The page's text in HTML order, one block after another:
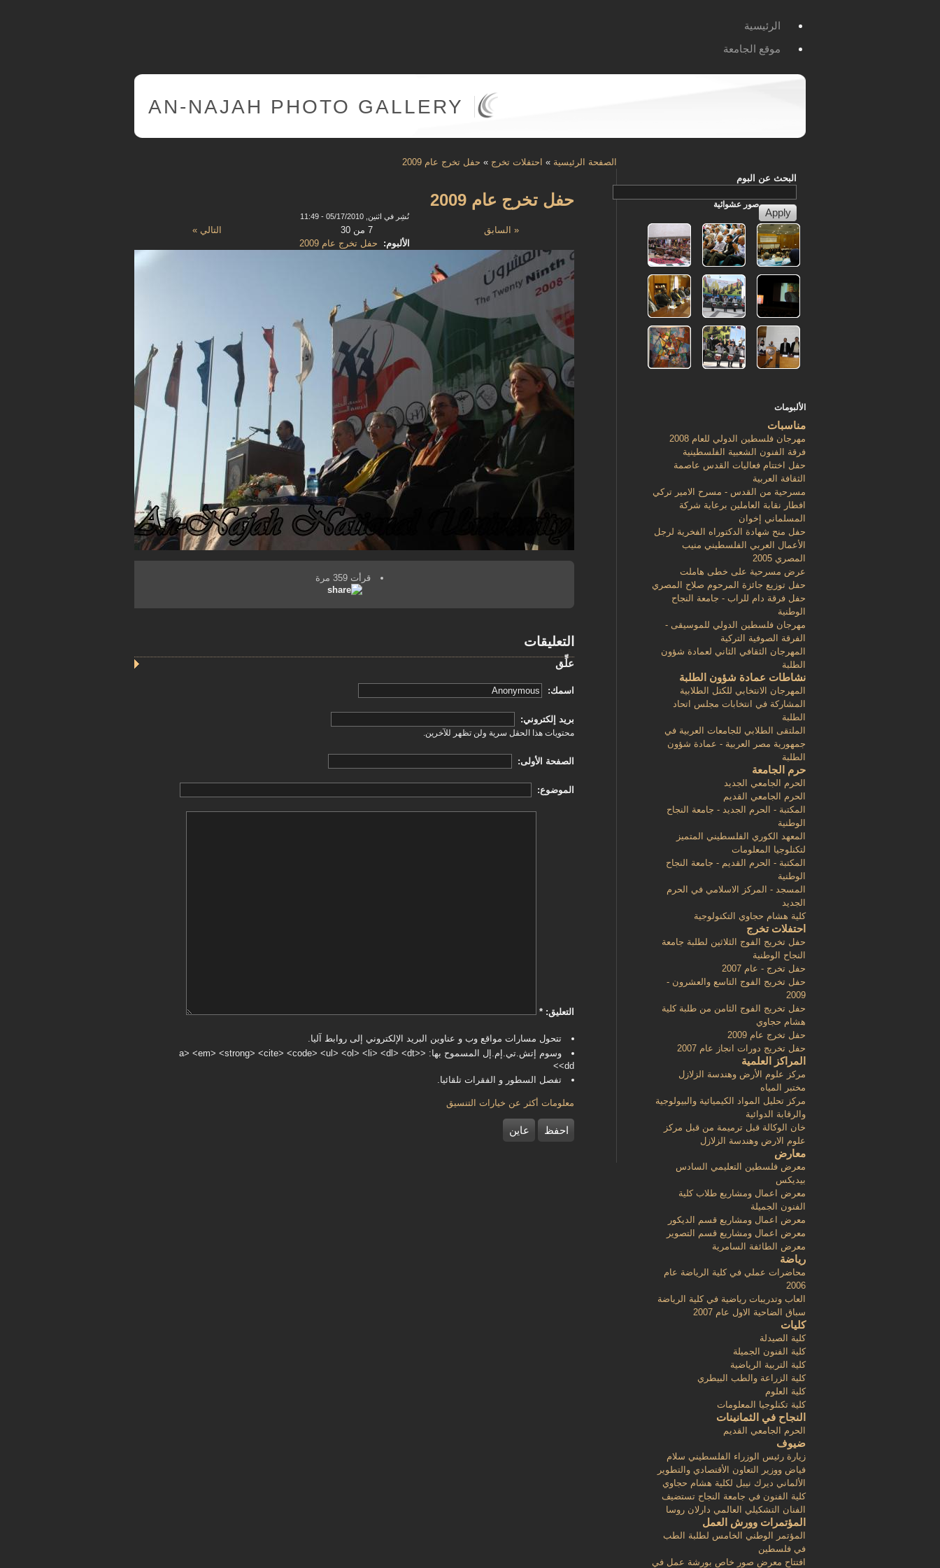
الرئيسية
موقع الجامعة
AN-NAJAH PHOTO GALLERY
الصفحة الرئيسية » احتفلات تخرج » حفل تخرج عام 2009
حفل تخرج عام 2009
نُشِر في اثنين, 05/17/2010 - 11:49
« السابق 7 من 30
التالي »
الألبوم:
حفل تخرج عام 2009
قرأت 359 مرة
التعليقات
علِّق
‏اسمك: ‏
‏بريد إلكتروني: ‏
محتويات هذا الحقل سرية ولن تظهر للآخرين.
‏الصفحة الأولى: ‏
‏الموضوع: ‏
‏التعليق: ‏ *
تتحول مسارات مواقع وب و عناوين البريد الإلكتروني إلى روابط آليا.
وسوم إتش.تي.إم.إل المسموح بها: <a> <em> <strong> <cite> <code> <ul> <ol> <li> <dl> <dt>
<dd>
تفصل السطور و الفقرات تلقائيا.
معلومات أكثر عن خيارات التنسيق
البحث عن البوم
صور عشوائية
الألبومات
مناسبات
مهرجان فلسطين الدولي للعام 2008
فرقة الفنون الشعبية الفلسطينية
حفل اختتام فعاليات القدس عاصمة
الثقافة العربية
مسرحية من القدس - مسرح الامير تركي
افطار نقابة العاملين برعاية شركة
المسلماني إخوان
حفل منح شهادة الدكتوراه الفخرية لرجل
الأعمال العربي الفلسطيني منيب
المصري 2005
عرض مسرحية على خطى هاملت
حفل توزيع جائزة المرحوم صلاح المصري
حفل فرقة دام للراب - جامعة النجاح
الوطنية
مهرجان فلسطين الدولي للموسيقى -
الفرقة الصوفية التركية
المهرجان الثقافي الثاني لعمادة شؤون
الطلبة
نشاطات عمادة شؤون الطلبة
المهرجان الانتخابي للكتل الطلابية
المشاركة في انتخابات مجلس اتحاد
الطلبة
الملتقى الطلابي للجامعات العربية في
جمهورية مصر العربية - عمادة شؤون
الطلبة
حرم الجامعة
الحرم الجامعي الجديد
الحرم الجامعي القديم
المكتبة - الحرم الجديد - جامعة النجاح
الوطنية
المعهد الكوري الفلسطيني المتميز
لتكنلوجيا المعلومات
المكتبة - الحرم القديم - جامعة النجاح
الوطنية
المسجد - المركز الاسلامي في الحرم
الجديد
كلية هشام حجاوي التكنولوجية
احتفلات تخرج
حفل تخريج الفوج الثلاثين لطلبة جامعة
النجاح الوطنية
حفل تخرج - عام 2007
حفل تخريج الفوج التاسع والعشرون -
2009
حفل تخريج الفوج الثامن من طلبة كلية
هشام حجاوي
حفل تخرج عام 2009
حفل تخريج دورات انجاز عام 2007
المراكز العلمية
مركز علوم الأرض وهندسة الزلازل
مختبر المياه
مركز تحليل المواد الكيميائية والبيولوجية
والرقابة الدوائية
خان الوكالة قبل ترميمة من قبل مركز
علوم الارض وهندسة الزلازل
معارض
معرض فلسطين التعليمي السادس
بيديكس
معرض اعمال ومشاريع طلاب كلية
الفنون الجميلة
معرض اعمال ومشاريع قسم الديكور
معرض اعمال ومشاريع قسم التصوير
معرض الطائفة السامرية
رياضة
محاضرات عملي في كلية الرياضة عام
2006
العاب وتدريبات رياضية في كلية الرياضة
سباق الضاحية الاول عام 2007
كليات
كلية الصيدلة
كلية الفنون الجميلة
كلية التربية الرياضية
كلية الزراعة والطب البيطري
كلية العلوم
كلية تكنلوجيا المعلومات
النجاح في الثمانينات
الحرم الجامعي القديم
ضيوف
زيارة رئيس الوزراء الفلسطيني سلام
فياض ووزير التعاون الأقتصادي والتطوير
الألماني ديرك نيبل لكلية هشام حجاوي
كلية الفنون في جامعة النجاح تستضيف
الفنان التشكيلي العالمي دارلان روسا
المؤتمرات وورش العمل
المؤتمر الوطني الخامس لطلبة الطب
في فلسطين
افتتاح معرض صور خاص بورشة عمل في